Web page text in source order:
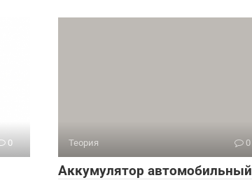
0 Теория 0
Аккумулятор автомобильный